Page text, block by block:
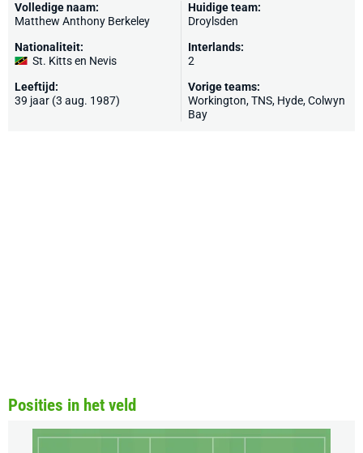
Volledige naam:
Matthew Anthony Berkeley
Nationaliteit:
St. Kitts en Nevis
Leeftijd:
39 jaar (3 aug. 1987)
Huidige team:
Droylsden
Interlands:
2
Vorige teams:
Workington,TNS, Hyde, Colwyn
Bay
Posities in het veld